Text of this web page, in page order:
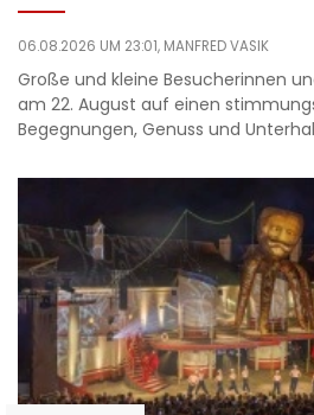
06.08.2026 UM 23:01, MANFRED VASIK
Große und kleine Besucherinnen
am 22. August auf einen
Begegnungen, Genuss und